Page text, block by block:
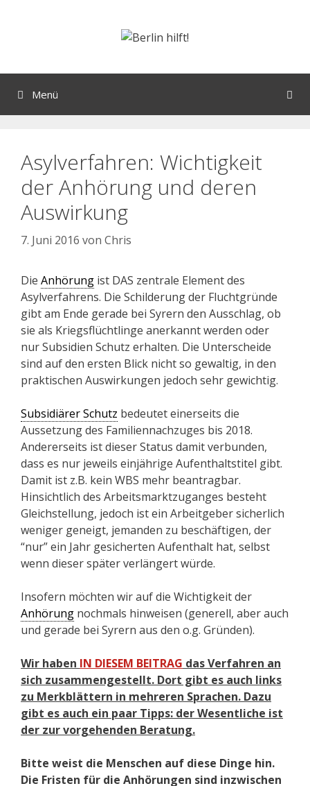
Menü
Asylverfahren: Wichtigkeit
der Anhörung und deren
Auswirkung
7. Juni 2016 von Chris
Die Anhörung ist DAS zentrale Element des
Asylverfahrens. Die Schilderung der Fluchtgründe
gibt am Ende gerade bei Syrern den Ausschlag, ob
sie als Kriegsflüchtlinge anerkannt werden oder
nur Subsidien Schutz erhalten. Die Unterscheide
sind auf den ersten Blick nicht so gewaltig, in den
praktischen Auswirkungen jedoch sehr gewichtig.
Subsidiärer Schutz bedeutet einerseits die
Aussetzung des Familiennachzuges bis 2018.
Andererseits ist dieser Status damit verbunden,
dass es nur jeweils einjährige Aufenthaltstitel gibt.
Damit ist z.B. kein WBS mehr beantragbar.
Hinsichtlich des Arbeitsmarktzuganges besteht
Gleichstellung, jedoch ist ein Arbeitgeber sicherlich
weniger geneigt, jemanden zu beschäftigen, der
“nur” ein Jahr gesicherten Aufenthalt hat, selbst
wenn dieser später verlängert würde.
Insofern möchten wir auf die Wichtigkeit der
Anhörung nochmals hinweisen (generell, aber auch
und gerade bei Syrern aus den o.g. Gründen).
Wir haben IN DIESEM BEITRAG das Verfahren an
sich zusammengestellt. Dort gibt es auch links
zu Merkblättern in mehreren Sprachen. Dazu
gibt es auch ein paar Tipps: der Wesentliche ist
der zur vorgehenden Beratung.
Bitte weist die Menschen auf diese Dinge hin.
Die Fristen für die Anhörungen sind inzwischen